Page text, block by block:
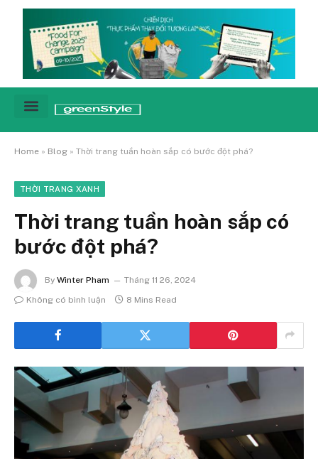
Home » Blog » Thời trang tuần hoàn sắp có bước đột phá?
THỜI TRANG XANH
Thời trang tuần hoàn sắp có
bước đột phá?
By Winter Pham
Tháng 11 26, 2024
Không có bình luận
8 Mins Read